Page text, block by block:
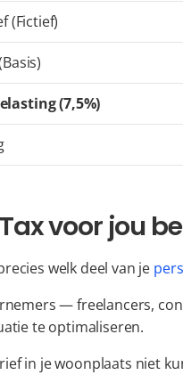
(Fictief)
(7,5%)
voor jou
welk deel van je
— freelancers,
te optimaliseren.
in je woonplaats niet